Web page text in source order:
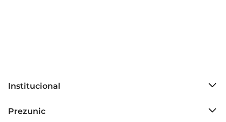
Institucional
Grupo Cencosud
Prezunic